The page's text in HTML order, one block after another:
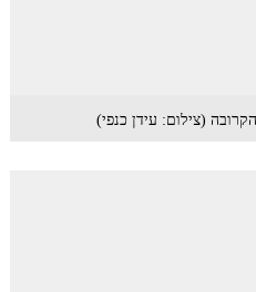
(צילום: עידן כנפי)